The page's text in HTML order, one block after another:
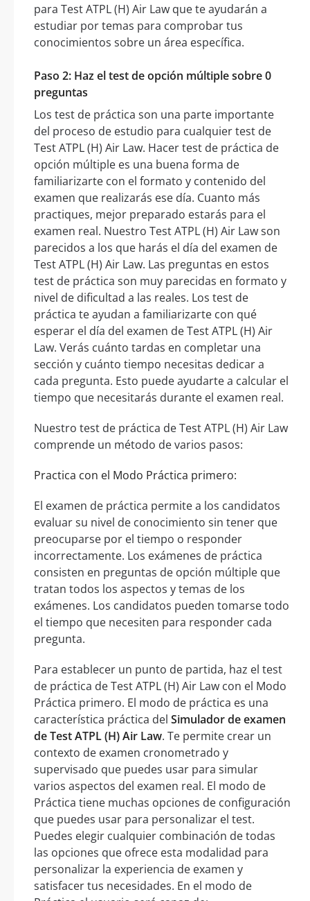
para Test ATPL (H) Air Law que te ayudarán a
estudiar por temas para comprobar tus
conocimientos sobre un área específica.
Paso 2: Haz el test de opción múltiple sobre 0
preguntas
Los test de práctica son una parte importante
del proceso de estudio para cualquier test de
Test ATPL (H) Air Law. Hacer test de práctica de
opción múltiple es una buena forma de
familiarizarte con el formato y contenido del
examen que realizarás ese día. Cuanto más
practiques, mejor preparado estarás para el
examen real. Nuestro Test ATPL (H) Air Law son
parecidos a los que harás el día del examen de
Test ATPL (H) Air Law. Las preguntas en estos
test de práctica son muy parecidas en formato y
nivel de dificultad a las reales. Los test de
práctica te ayudan a familiarizarte con qué
esperar el día del examen de Test ATPL (H) Air
Law. Verás cuánto tardas en completar una
sección y cuánto tiempo necesitas dedicar a
cada pregunta. Esto puede ayudarte a calcular el
tiempo que necesitarás durante el examen real.
Nuestro test de práctica de Test ATPL (H) Air Law
comprende un método de varios pasos:
Practica con el Modo Práctica primero:
El examen de práctica permite a los candidatos
evaluar su nivel de conocimiento sin tener que
preocuparse por el tiempo o responder
incorrectamente. Los exámenes de práctica
consisten en preguntas de opción múltiple que
tratan todos los aspectos y temas de los
exámenes. Los candidatos pueden tomarse todo
el tiempo que necesiten para responder cada
pregunta.
Para establecer un punto de partida, haz el test
de práctica de Test ATPL (H) Air Law con el Modo
Práctica primero. El modo de práctica es una
característica práctica del Simulador de examen
de Test ATPL (H) Air Law. Te permite crear un
contexto de examen cronometrado y
supervisado que puedes usar para simular
varios aspectos del examen real. El modo de
Práctica tiene muchas opciones de configuración
que puedes usar para personalizar el test.
Puedes elegir cualquier combinación de todas
las opciones que ofrece esta modalidad para
personalizar la experiencia de examen y
satisfacer tus necesidades. En el modo de